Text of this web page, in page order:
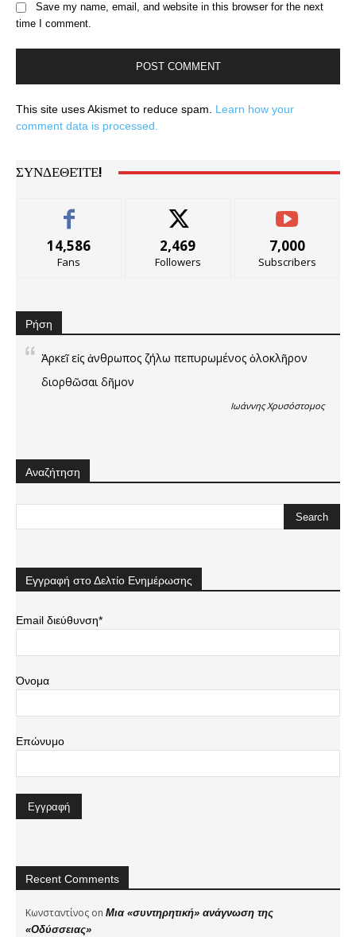
Save my name, email, and website in this browser for the next
time I comment.
This site uses Akismet to reduce spam. Learn how your
comment data is processed.
ΣΥΝΔΕΘΕΊΤΕ!
14,586
Fans
2,469
Followers
7,000
Subscribers
Ρήση
Ἀρκεῖ εἰς ἀνθρωπος ζήλω πεπυρωμένος ὁλοκλῆρον
διορθῶσαι δῆμον
Ιωάννης Χρυσόστομος
Αναζήτηση
Εγγραφή στο Δελτίο Ενημέρωσης
Email διεύθυνση*
Όνομα
Επώνυμο
Recent Comments
Κωνσταντίνος on Μια «συντηρητική» ανάγνωση της
«Οδύσσειας»